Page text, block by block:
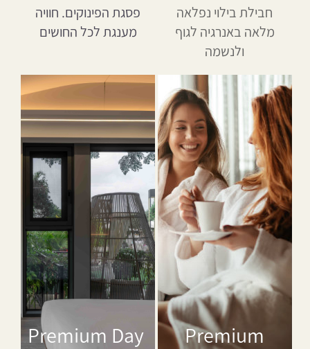
חבילת בילוי נפלאה
מלאה באנרגיה לגוף
ולנשמה
פסגת הפינוקים. חוויה
מענגת לכל החושים
Premium